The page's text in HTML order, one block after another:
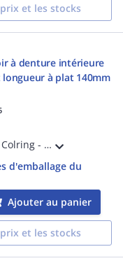
et les stocks
à denture intérieure
à plat 140mm
Legrand - Collier Colring - dent int polyamide 6/6 - l 3,5 - L 140 - noir (blist)
d'emballage du
Ajouter au panier
et les stocks